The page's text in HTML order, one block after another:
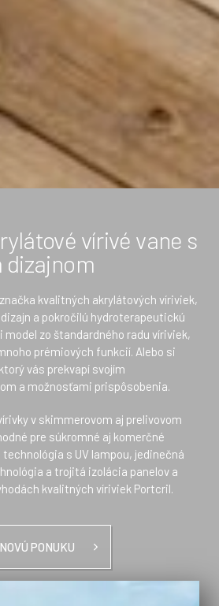
vírivé vane s
dizajnom
kvalitných akrylátových víriviek,
a pokročilú hydroterapeutickú
zo štandardného radu víriviek,
prémiových funkcií. Alebo si
vás prekvapí svojím
a možnosťami prispôsobenia.
v skimmerovom aj prelivovom
pre súkromné aj komerčné
s UV lampou, jedinečná
a trojitá izolácia panelov a
kvalitných víriviek Portcril.
PONUKU